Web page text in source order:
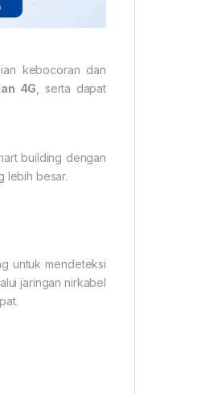
kebocoran dan
4G , serta dapat
building dengan
lebih besar.
untuk mendeteksi
jaringan nirkabel